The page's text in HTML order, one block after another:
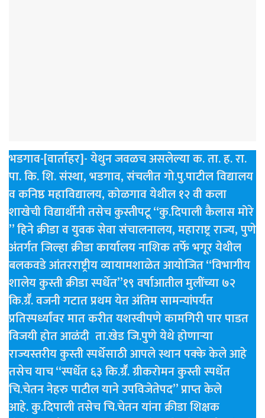
भडगाव-[वार्ताहर]- येथुन जवळच असलेल्या क. ता. ह. रा.
पा. कि. शि. संस्था, भडगाव, संचलीत गो.पु.पाटील विद्यालय
व कनिष्ठ महाविद्यालय, कोळगाव येथील १२ वी कला
शाखेची विद्यार्थीनी तसेच कुस्तीपटू “कु.दिपाली कैलास मोरे
” हिने क्रीडा व युवक सेवा संचालनालय, महाराष्ट्र राज्य, पुणे
अंतर्गत जिल्हा क्रीडा कार्यालय नाशिक तर्फे भगूर येथील
बलकवडे आंतरराष्ट्रीय व्यायामशाळेत आयोजित “विभागीय
शालेय कुस्ती क्रीडा स्पर्धेत”१९ वर्षाआतील मुलींच्या ७२
कि.ग्रॕ. वजनी गटात प्रथम येत अंतिम सामन्यांपर्यंत
प्रतिस्पर्ध्यांवर मात करीत यशस्वीपणे कामगिरी पार पाडत
विजयी होत आळंदी ता.खेड जि.पुणे येथे होणाऱ्या
राज्यस्तरीय कुस्ती स्पर्धेसाठी आपले स्थान पक्के केले आहे
तसेच याच “स्पर्धेत ६३ कि.ग्रॕ. ग्रीकरोमन कुस्ती स्पर्धेत
चि.चेतन नेहरु पाटील याने उपविजेतेपद” प्राप्त केले
आहे. कु.दिपाली तसेच चि.चेतन यांना क्रीडा शिक्षक